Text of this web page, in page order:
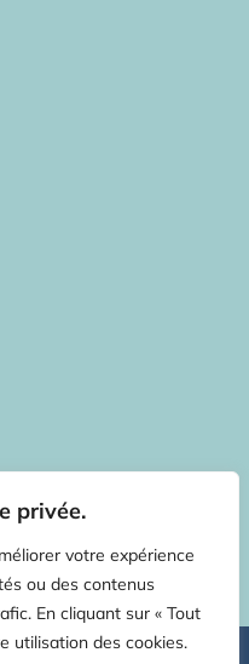
privée.
votre expérience
ou des contenus
En cliquant sur « Tout
utilisation des cookies.
| Centre de médecines